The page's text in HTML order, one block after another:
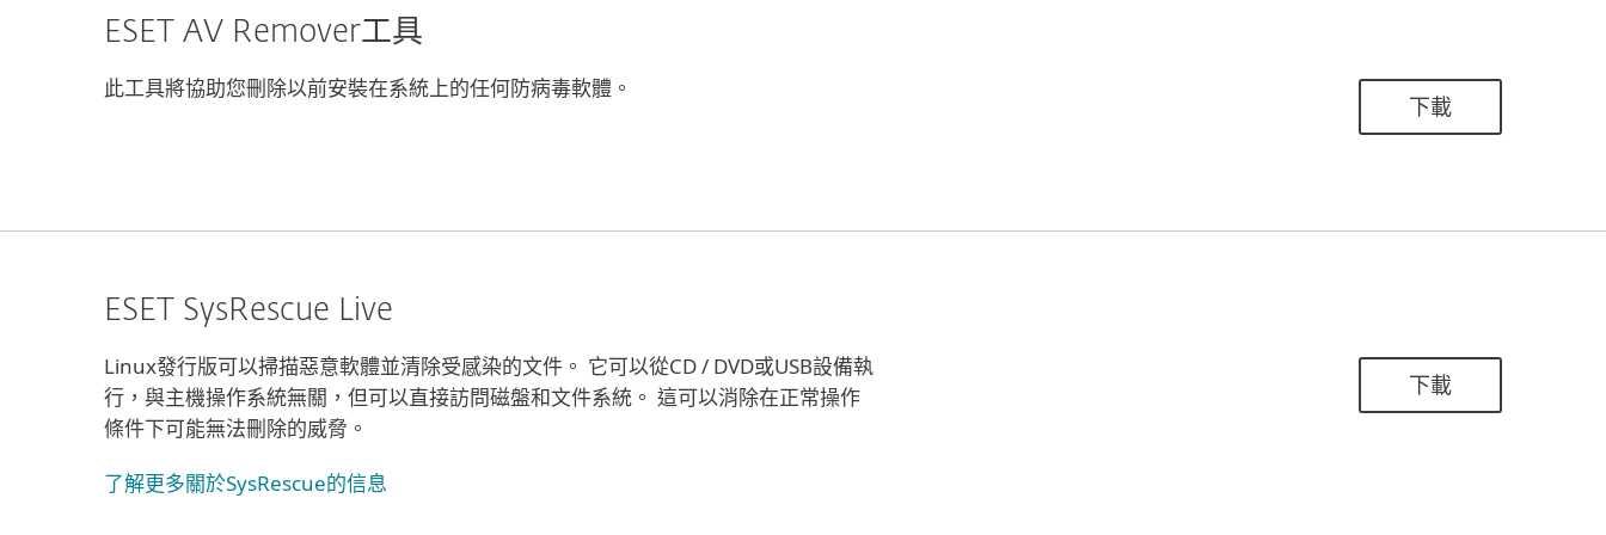
ESET AV Remover工具
此工具將協助您刪除以前安裝在系統上的任何防病毒軟體。
下載
ESET SysRescue Live
Linux發行版可以掃描惡意軟體並清除受感染的文件。 它可以從CD / DVD或USB設備執
行，與主機操作系統無關，但可以直接訪問磁盤和文件系統。 這可以消除在正常操作
條件下可能無法刪除的威脅。
了解更多關於SysRescue的信息
下載